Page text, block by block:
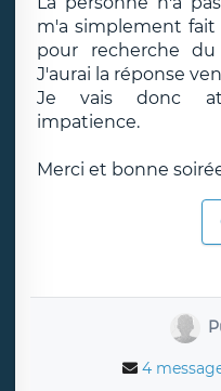
m'a simplement fait
pour recherche
J'aurai la réponse
Je vais donc
impatience.
Merci et bonne
4